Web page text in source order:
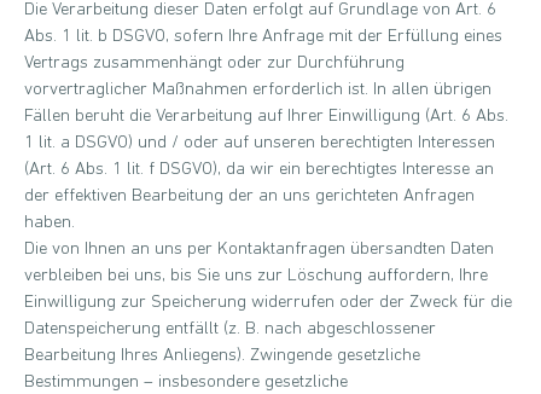
Die Verarbeitung dieser Daten erfolgt auf Grundlage von Art. 6
Abs. 1 lit. b DSGVO, sofern Ihre Anfrage mit der Erfüllung eines
Vertrags zusammenhängt oder zur Durchführung
vorvertraglicher Maßnahmen erforderlich ist. In allen übrigen
Fällen beruht die Verarbeitung auf Ihrer Einwilligung (Art. 6 Abs.
1 lit. a DSGVO) und / oder auf unseren berechtigten Interessen
(Art. 6 Abs. 1 lit. f DSGVO), da wir ein berechtigtes Interesse an
der effektiven Bearbeitung der an uns gerichteten Anfragen
haben.
Die von Ihnen an uns per Kontaktanfragen übersandten Daten
verbleiben bei uns, bis Sie uns zur Löschung auffordern, Ihre
Einwilligung zur Speicherung widerrufen oder der Zweck für die
Datenspeicherung entfällt (z. B. nach abgeschlossener
Bearbeitung Ihres Anliegens). Zwingende gesetzliche
Bestimmungen – insbesondere gesetzliche